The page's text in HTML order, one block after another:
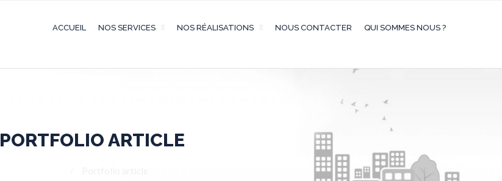
ACCUEIL NOS SERVICES NOS RÉALISATIONS NOUS CONTACTER QUI SOMMES NOUS ?
PORTFOLIO ARTICLE